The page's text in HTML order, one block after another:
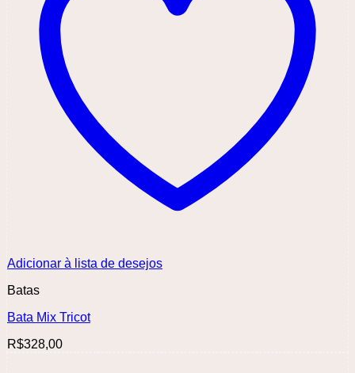
Adicionar à lista de desejos
Batas
Bata Mix Tricot
R$328,00